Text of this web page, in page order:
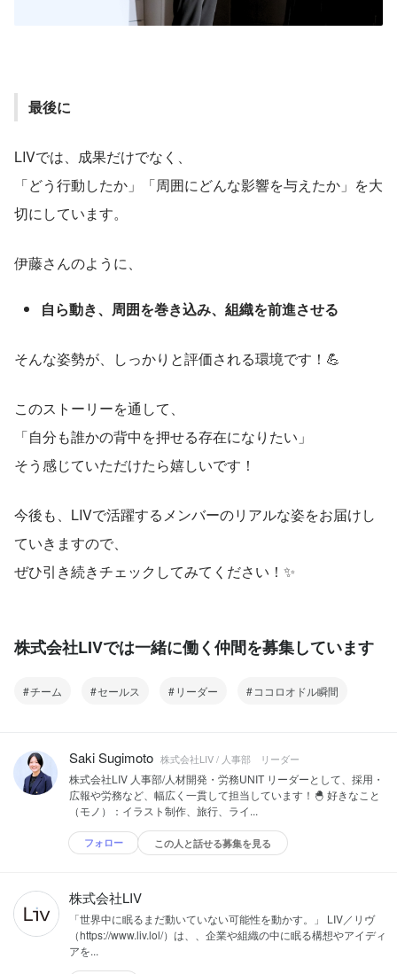
最後に
LIVでは、成果だけでなく、
「どう行動したか」「周囲にどんな影響を与えたか」を大
切にしています。
伊藤さんのように、
自ら動き、周囲を巻き込み、組織を前進させる
そんな姿勢が、しっかりと評価される環境です！💪
このストーリーを通して、
「自分も誰かの背中を押せる存在になりたい」
そう感じていただけたら嬉しいです！
今後も、LIVで活躍するメンバーのリアルな姿をお届けし
ていきますので、
ぜひ引き続きチェックしてみてください！✨
株式会社LIVでは一緒に働く仲間を募集しています
チーム セールス リーダー ココロオドル瞬間
Saki Sugimoto 株式会社LIV / 人事部 リーダー
株式会社LIV 人事部/人材開発・労務UNIT リーダーとして、採用・
広報や労務など、幅広く一貫して担当しています！🐣 好きなこと
（モノ）：イラスト制作、旅行、ライ...
フォロー この人と話せる募集を見る
株式会社LIV
「世界中に眠るまだ動いていない可能性を動かす。」 LIV／リヴ
（https://www.liv.lol/）は、、企業や組織の中に眠る構想やアイディ
アを...